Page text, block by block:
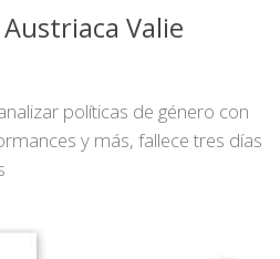
Valie
políticas de género con
y más, fallece tres días